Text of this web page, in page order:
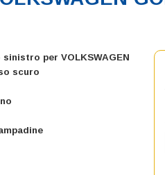
per VOLKSWAGEN
scuro